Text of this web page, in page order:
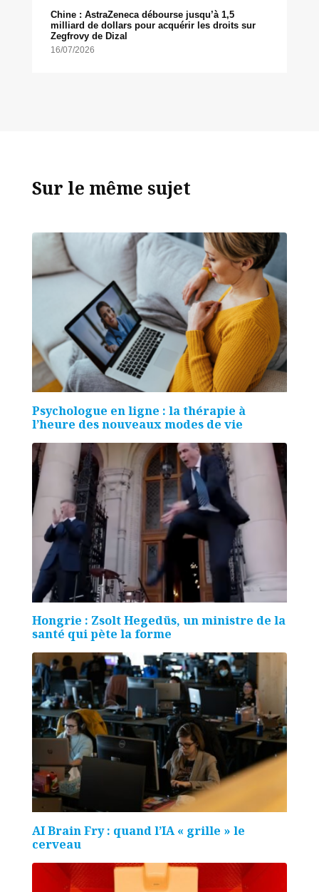
Chine : AstraZeneca débourse jusqu’à 1,5
milliard de dollars pour acquérir les droits sur
Zegfrovy de Dizal
16/07/2026
Sur le même sujet
Psychologue en ligne : la thérapie à
l’heure des nouveaux modes de vie
Hongrie : Zsolt Hegedüs, un ministre de la
santé qui pète la forme
AI Brain Fry : quand l’IA « grille » le
cerveau